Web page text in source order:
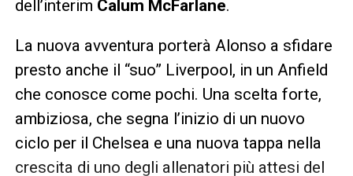
dell’interim Calum McFarlane.
La nuova avventura porterà Alonso a sfidare
presto anche il “suo” Liverpool, in un Anfield
che conosce come pochi. Una scelta forte,
ambiziosa, che segna l’inizio di un nuovo
ciclo per il Chelsea e una nuova tappa nella
crescita di uno degli allenatori più attesi del